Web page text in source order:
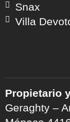
Snax
Villa
Propietario
Geraghty –